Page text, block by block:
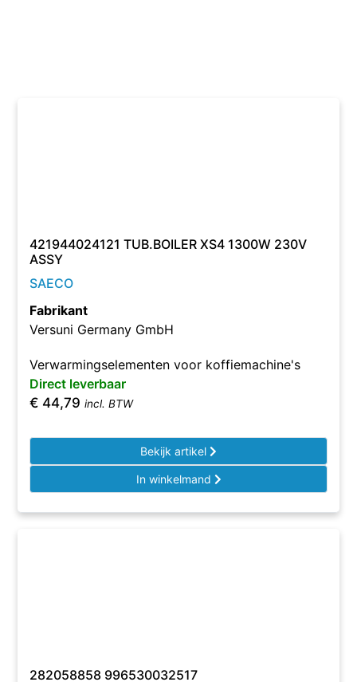
421944024121 TUB.BOILER XS4 1300W 230V
ASSY
SAECO
Fabrikant
Versuni Germany GmbH
Verwarmingselementen voor koffiemachine's
Direct leverbaar
€ 44,79 incl. BTW
Bekijk artikel
In winkelmand
282058858 996530032517